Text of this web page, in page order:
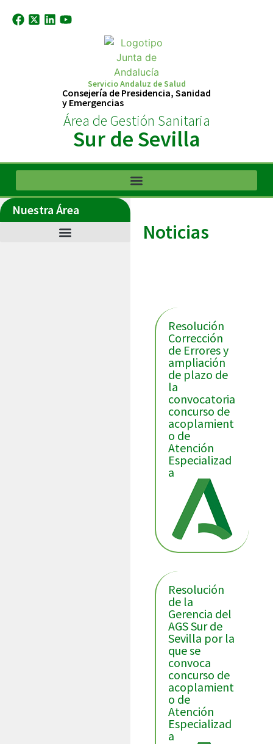
Servicio Andaluz de Salud
Consejería de Presidencia, Sanidad
y Emergencias
Área de Gestión Sanitaria
Sur de Sevilla
Nuestra Área
Noticias
Resolución
Corrección
de Errores y
ampliación
de plazo de
la
convocatoria
concurso de
acoplamient
o de
Atención
Especializad
a
Resolución
de la
Gerencia del
AGS Sur de
Sevilla por la
que se
convoca
concurso de
acoplamient
o de
Atención
Especializad
a